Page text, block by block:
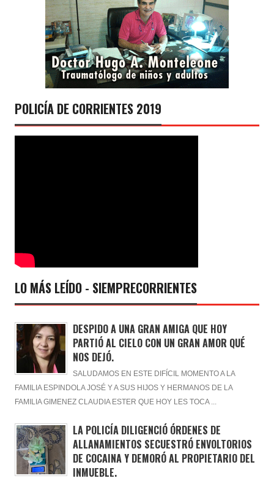
POLICÍA DE CORRIENTES 2019
LO MÁS LEÍDO - SIEMPRECORRIENTES
DESPIDO A UNA GRAN AMIGA QUE HOY
PARTIÓ AL CIELO CON UN GRAN AMOR QUÉ
NOS DEJÓ.
SALUDAMOS EN ESTE DIFÍCIL MOMENTO A LA
FAMILIA ESPINDOLA JOSÉ Y A SUS HIJOS Y HERMANOS DE LA
FAMILIA GIMENEZ CLAUDIA ESTER QUE HOY LES TOCA ...
LA POLICÍA DILIGENCIÓ ÓRDENES DE
ALLANAMIENTOS SECUESTRÓ ENVOLTORIOS
DE COCAINA Y DEMORÓ AL PROPIETARIO DEL
INMUEBLE.